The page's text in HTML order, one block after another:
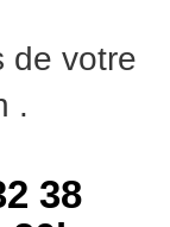
de votre
.
38